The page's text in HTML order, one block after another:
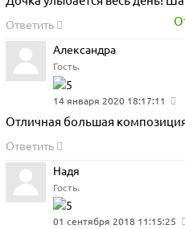
Ответить
Александра
Гость.
14 января 2020 18:17:11
Отличная большая
Ответить
Надя
Гость.
01 сентября 2018 11:15:25